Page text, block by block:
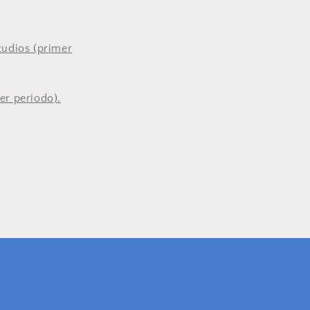
(primer
periodo).